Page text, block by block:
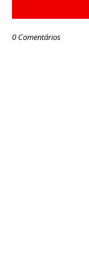
0 Comentários